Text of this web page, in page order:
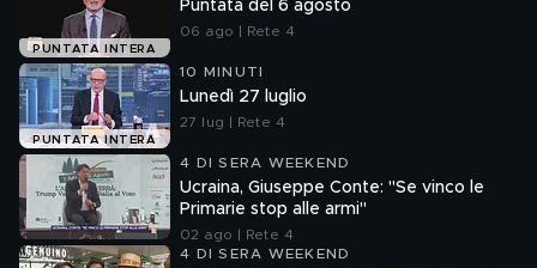
PUNTATA INTERA
Puntata del 6 agosto
06 ago | Rete 4
PUNTATA INTERA
10 MINUTI
Lunedì 27 luglio
27 lug | Rete 4
4 DI SERA WEEKEND
Ucraina, Giuseppe Conte: "Se vinco le
Primarie stop alle armi"
02 ago | Rete 4
4 DI SERA WEEKEND